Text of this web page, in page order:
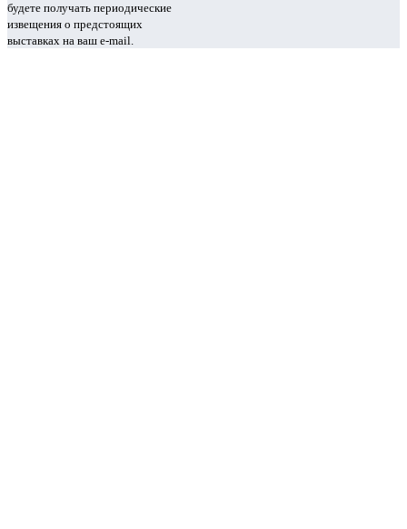
будете получать периодические
извещения о предстоящих
выставках на ваш e-mail.